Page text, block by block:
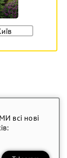
всі нові